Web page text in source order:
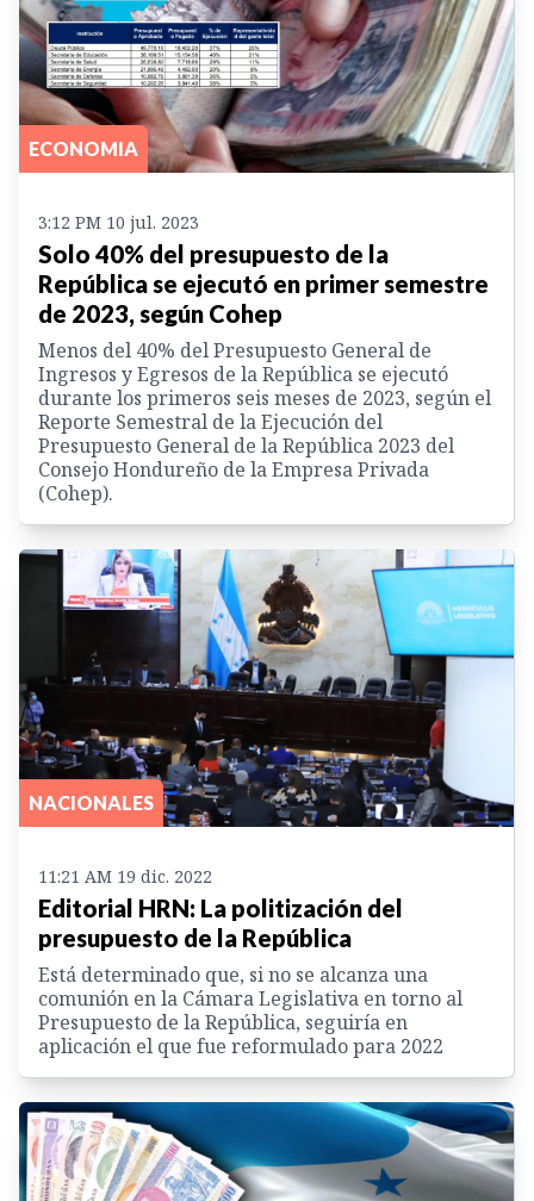
ECONOMIA
3:12 PM 10 jul. 2023
Solo 40% del presupuesto de la
República se ejecutó en primer semestre
de 2023, según Cohep
Menos del 40% del Presupuesto General de
Ingresos y Egresos de la República se ejecutó
durante los primeros seis meses de 2023, según el
Reporte Semestral de la Ejecución del
Presupuesto General de la República 2023 del
Consejo Hondureño de la Empresa Privada
(Cohep).
NACIONALES
11:21 AM 19 dic. 2022
Editorial HRN: La politización del
presupuesto de la República
Está determinado que, si no se alcanza una
comunión en la Cámara Legislativa en torno al
Presupuesto de la República, seguiría en
aplicación el que fue reformulado para 2022